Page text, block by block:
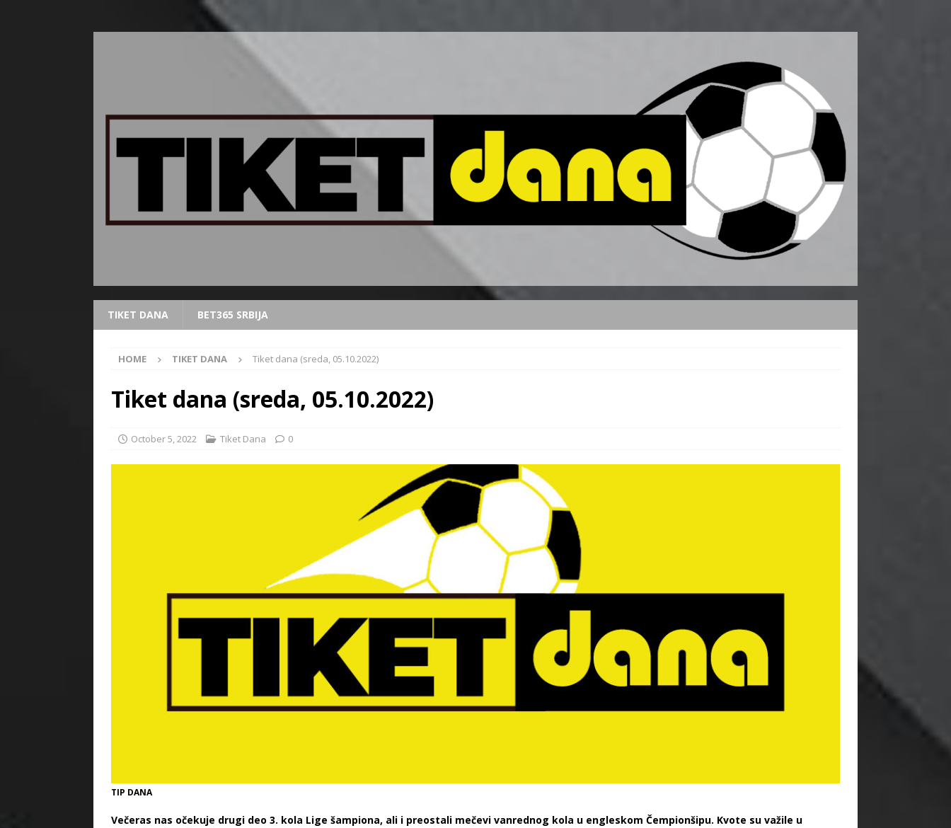
TIKET DANA BET365 SRBIJA
HOME TIKET DANA Tiket dana (sreda, 05.10.2022)
Tiket dana (sreda, 05.10.2022)
October 5, 2022 Tiket Dana 0
TIP DANA
Večeras nas očekuje drugi deo 3. kola Lige šampiona, ali i preostali mečevi vanrednog kola u engleskom Čempionšipu. Kvote su važile u